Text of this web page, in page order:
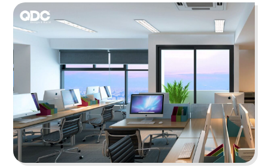
kiệm diện tích và mở ra một môi trường làm việc
thoáng đãng
Chi tiết